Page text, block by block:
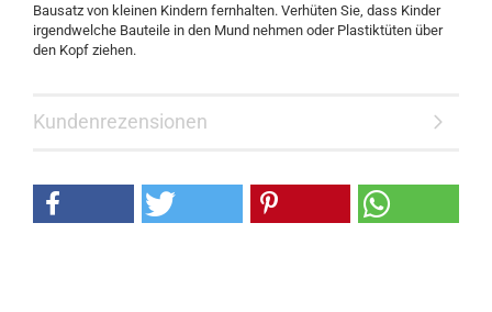
Bausatz von kleinen Kindern fernhalten. Verhüten Sie, dass Kinder
irgendwelche Bauteile in den Mund nehmen oder Plastiktüten über
den Kopf ziehen.
Kundenrezensionen